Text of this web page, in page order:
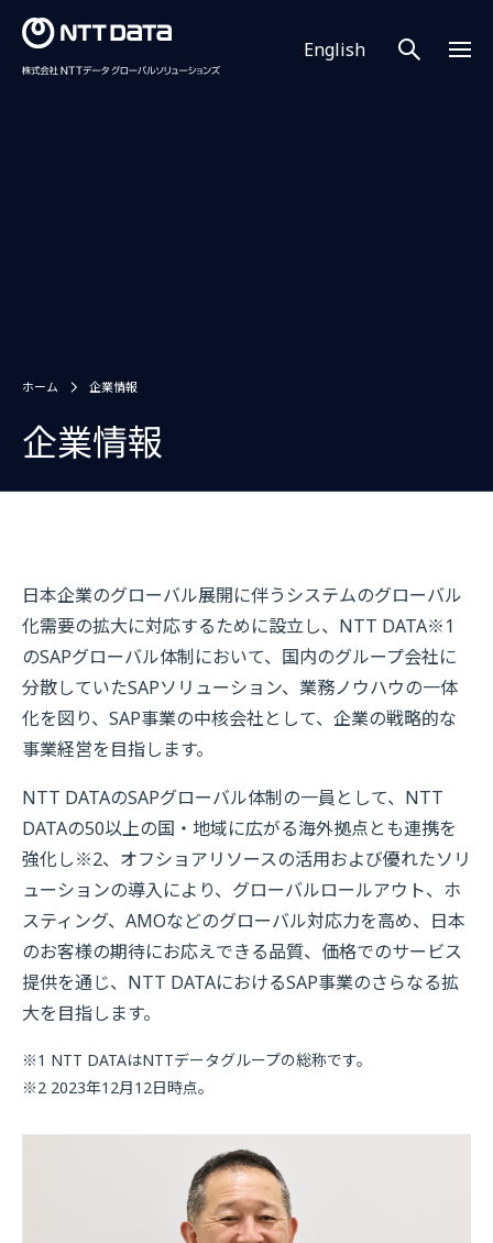
English
ホーム 企業情報
企業情報
日本企業のグローバル展開に伴うシステムのグローバル
化需要の拡大に対応するために設立し、NTT DATA※1
のSAPグローバル体制において、国内のグループ会社に
分散していたSAPソリューション、業務ノウハウの一体
化を図り、SAP事業の中核会社として、企業の戦略的な
事業経営を目指します。
NTT DATAのSAPグローバル体制の一員として、NTT
DATAの50以上の国・地域に広がる海外拠点とも連携を
強化し※2、オフショアリソースの活用および優れたソリ
ューションの導入により、グローバルロールアウト、ホ
スティング、AMOなどのグローバル対応力を高め、日本
のお客様の期待にお応えできる品質、価格でのサービス
提供を通じ、NTT DATAにおけるSAP事業のさらなる拡
大を目指します。
※1 NTT DATAはNTTデータグループの総称です。
※2 2023年12月12日時点。